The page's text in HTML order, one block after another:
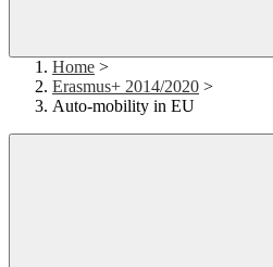
Home >
Erasmus+ 2014/2020 >
Auto-mobility in EU